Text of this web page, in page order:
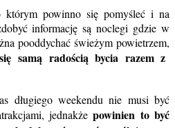
którym powinno się pomyśleć i na
informację są noclegi gdzie w
pooddychać świeżym powietrzem,
samą radością bycia razem z
długiego weekendu nie musi być
jednakżepowinien to być